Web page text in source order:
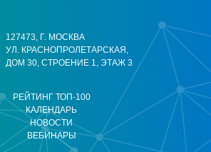
РЕЙТИНГ ТОП-100
КАЛЕНДАРЬ
НОВОСТИ
ВЕБИНАРЫ
127473, Г. МОСКВА
УЛ. КРАСНОПРОЛЕТАРСКАЯ,
ДОМ 30, СТРОЕНИЕ 1, ЭТАЖ 3